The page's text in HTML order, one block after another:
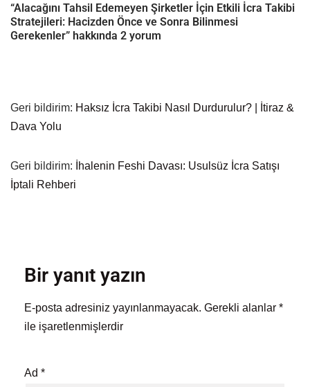
“Alacağını Tahsil Edemeyen Şirketler İçin Etkili İcra Takibi
Stratejileri: Hacizden Önce ve Sonra Bilinmesi
Gerekenler” hakkında 2 yorum
Geri bildirim: Haksız İcra Takibi Nasıl Durdurulur? | İtiraz &
Dava Yolu
Geri bildirim:
İhalenin Feshi Davası: Usulsüz İcra Satışı
İptali Rehberi
Bir yanıt yazın
E-posta adresiniz yayınlanmayacak. Gerekli alanlar *
ile işaretlenmişlerdir
Ad *